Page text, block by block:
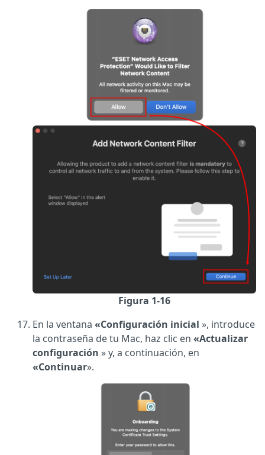
Figura 1-16
En la ventana «Configuración inicial », introduce
la contraseña de tu Mac, haz clic en «Actualizar
configuración » y, a continuación, en
«Continuar».